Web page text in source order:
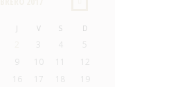
J V S D
3 4
5
9 10
12
16 17
19